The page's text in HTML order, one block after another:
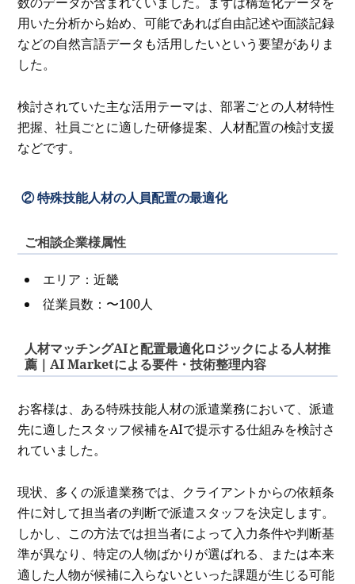
用いた分析から始め、可能であれば自由記述や面談記録
などの自然言語データも活用したいという要望がありま
した。
検討されていた主な活用テーマは、部署ごとの人材特性
把握、社員ごとに適した研修提案、人材配置の検討支援
などです。
② 特殊技能人材の人員配置の最適化
ご相談企業様属性
エリア：近畿
従業員数：〜100人
人材マッチングAIと配置最適化ロジックによる人材推
薦｜AI Marketによる要件・技術整理内容
お客様は、ある特殊技能人材の派遣業務において、派遣
先に適したスタッフ候補をAIで提示する仕組みを検討さ
れていました。
現状、多くの派遣業務では、クライアントからの依頼条
件に対して担当者の判断で派遣スタッフを決定します。
しかし、この方法では担当者によって入力条件や判断基
準が異なり、特定の人物ばかりが選ばれる、または本来
適した人物が候補に入らないといった課題が生じる可能